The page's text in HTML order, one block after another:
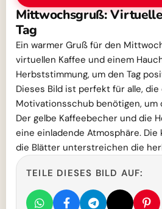
Mittwochsgruß:
Tag
Ein warmer Gruß für den
virtuellen Kaffee und einem
Herbststimmung, um den Tag
Dieses Bild ist perfekt für alle,
Motivationsschub benötigen, um
Der gelbe Kaffeebecher und die
eine einladende Atmosphäre.
die Blätter unterstreichen die
TEILE DIESES BILD AUF: